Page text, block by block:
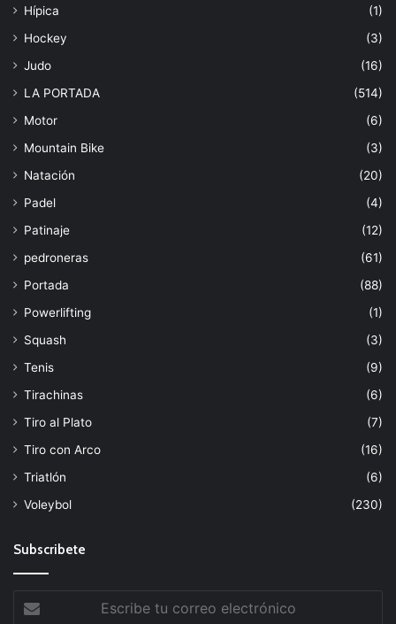
Hípica
(1)
Hockey
(3)
Judo
(16)
LA PORTADA
(514)
Motor
(6)
Mountain Bike
(3)
Natación
(20)
Padel
(4)
Patinaje
(12)
pedroneras
(61)
Portada
(88)
Powerlifting
(1)
Squash
(3)
Tenis
(9)
Tirachinas
(6)
Tiro al Plato
(7)
Tiro con Arco
(16)
Triatlón
(6)
Voleybol
(230)
Subscribete
tu